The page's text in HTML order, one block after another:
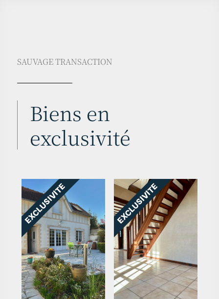
SAUVAGE TRANSACTION
Biens en
exclusivité